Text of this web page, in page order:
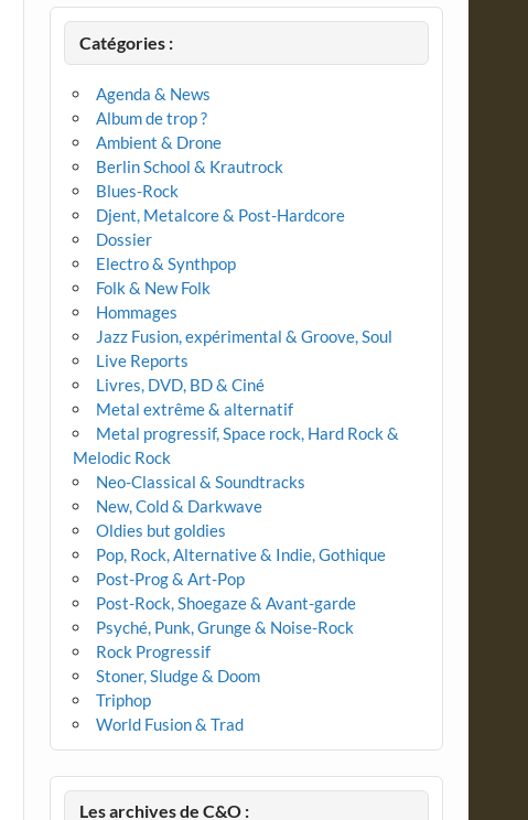
Catégories :
Agenda & News
Album de trop ?
Ambient & Drone
Berlin School & Krautrock
Blues-Rock
Djent, Metalcore & Post-Hardcore
Dossier
Electro & Synthpop
Folk & New Folk
Hommages
Jazz Fusion, expérimental & Groove, Soul
Live Reports
Livres, DVD, BD & Ciné
Metal extrême & alternatif
Metal progressif, Space rock, Hard Rock &
Melodic Rock
Neo-Classical & Soundtracks
New, Cold & Darkwave
Oldies but goldies
Pop, Rock, Alternative & Indie, Gothique
Post-Prog & Art-Pop
Post-Rock, Shoegaze & Avant-garde
Psyché, Punk, Grunge & Noise-Rock
Rock Progressif
Stoner, Sludge & Doom
Triphop
World Fusion & Trad
Les archives de C&O :